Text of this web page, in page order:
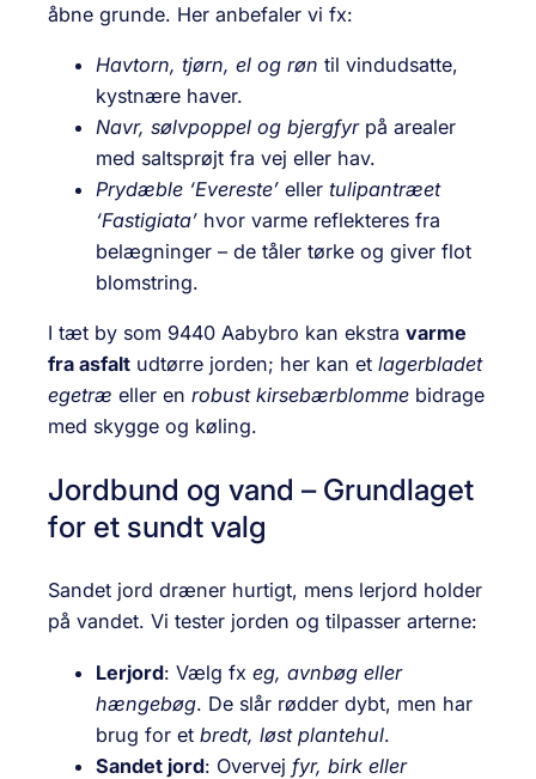
åbne grunde. Her anbefaler vi fx:
Havtorn, tjørn, el og røn til vindudsatte,
kystnære haver.
Navr, sølvpoppel og bjergfyrpå arealer
med saltsprøjt fra vej eller hav.
Prydæble ‘Evereste’ eller tulipantræet
‘Fastigiata’ hvor varme reflekteres fra
belægninger – de tåler tørke og giver flot
blomstring.
I tæt by som 9440 Aabybro kan ekstra varme
fra asfalt udtørre jorden; her kan et lagerbladet
egetræ eller en robust kirsebærblomme bidrage
med skygge og køling.
Jordbund og vand – Grundlaget
for et sundt valg
Sandet jord dræner hurtigt, mens lerjord holder
på vandet. Vi tester jorden og tilpasser arterne:
Lerjord: Vælg fx eg, avnbøg eller
hængebøg. De slår rødder dybt, men har
brug for et bredt, løst plantehul.
Sandet jord: Overvej fyr, birk eller